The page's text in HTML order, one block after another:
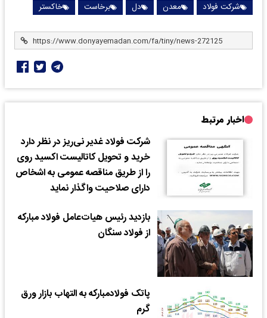
شرکت فولاد معدن دل برخاست خاکستر
اخبار مرتبط
شرکت فولاد غدیر نی‌ریز در نظر دارد
خرید و تحویل کاتالیست اکسید روی
را از طریق مناقصه عمومی به اشخاص
دارای صلاحیت واگذار نماید
بازدید رئیس هیات‌عامل فولاد مبارکه
از فولاد سنگان
پاتک فولادمبارکه به التهاب بازار ورق
گرم